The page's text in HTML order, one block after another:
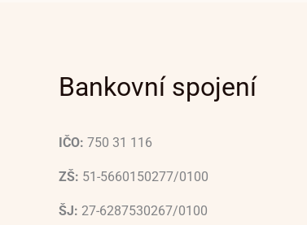
Bankovní spojení
IČO: 750 31 116
ZŠ: 51-5660150277/0100
ŠJ: 27-6287530267/0100